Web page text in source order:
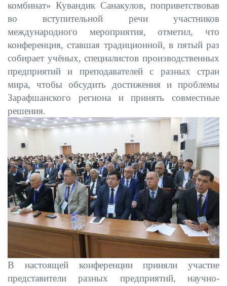
комбинат» Кувандик Санакулов, поприветствовав
во вступительной речи участников
международного мероприятия, отметил, что
конференция, ставшая традиционной, в пятый раз
собирает учёных, специалистов производственных
предприятий и преподавателей с разных стран
мира, чтобы обсудить достижения и проблемы
Зарафшанского региона и принять совместные
решения.
В настоящей конференции приняли участие
представители разных предприятий, научно-